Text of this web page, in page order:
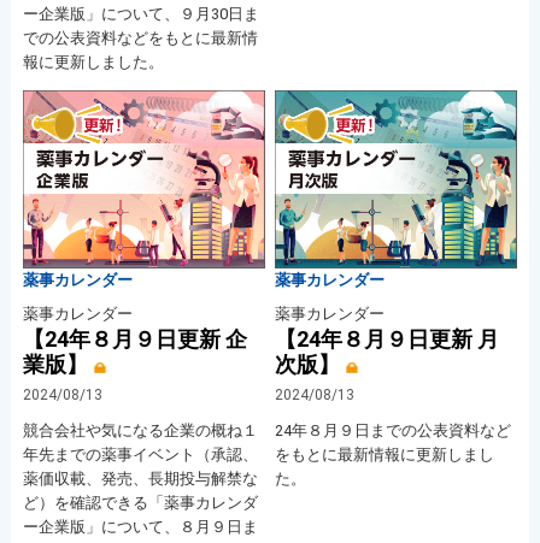
ー企業版」について、９月30日ま
での公表資料などをもとに最新情
報に更新しました。
薬事カレンダー
薬事カレンダー
【24年８月９日更新 企
業版】
2024/08/13
競合会社や気になる企業の概ね１
年先までの薬事イベント（承認、
薬価収載、発売、長期投与解禁な
ど）を確認できる「薬事カレンダ
ー企業版」について、８月９日ま
薬事カレンダー
薬事カレンダー
【24年８月９日更新 月
次版】
2024/08/13
24年８月９日までの公表資料など
をもとに最新情報に更新しまし
た。